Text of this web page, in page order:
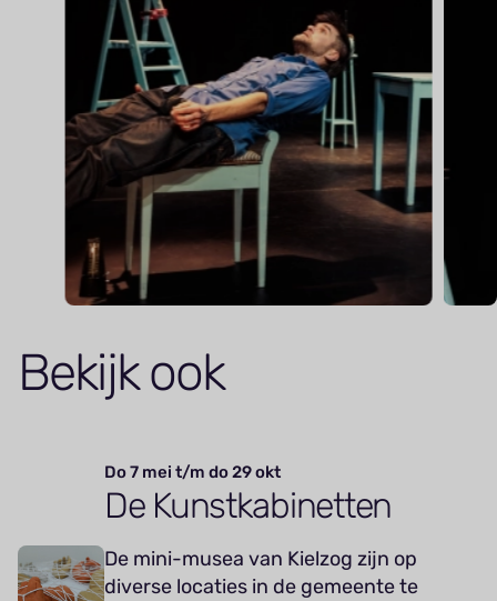
Bekijk ook
Do 7 mei t/m do 29 okt
De Kunstkabinetten
De mini-musea van Kielzog zijn op
diverse locaties in de gemeente te